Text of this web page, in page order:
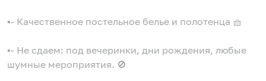
▪️- Качественное постельное белье и полотенца 🧺
▪️- Не сдаем: под вечеринки, дни рождения, любые
шумные мероприятия. 🚫